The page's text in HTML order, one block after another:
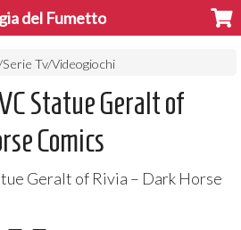
del Fumetto
Serie Tv/Videogiochi
Statue Geralt of
Comics
Geralt of Rivia – Dark Horse